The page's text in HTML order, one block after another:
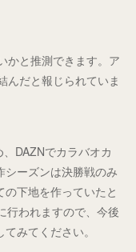
かと推測できます。ア
んだと報じられていま
DAZNでカラバオカ
シーズンは決勝戦のみ
下地を作っていたと
行われますので、今後
みてください。